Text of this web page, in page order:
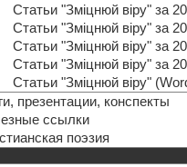
Статьи "Зміцнюй віру" за
Статьи "Зміцнюй віру" за
Статьи "Зміцнюй віру" за
Статьи "Зміцнюй віру" за
Статьи "Зміцнюй віру"
презентации, конспекты
ccылки
поэзия